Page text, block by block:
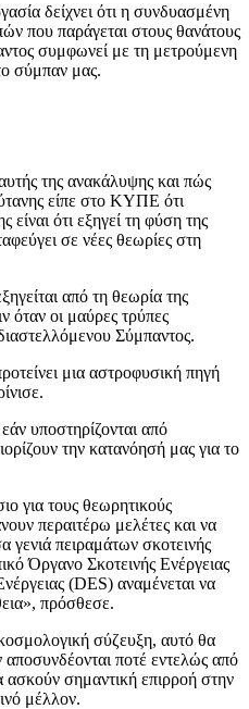
δείχνει ότι η συνδυασμένη
που παράγεται στους θανάτους
συμφωνεί με τη μετρούμενη
σύμπαν μας.
της ανακάλυψης και πώς
είπε στο ΚΥΠΕ ότι
ότι εξηγεί τη φύση της
σε νέες θεωρίες στη
από τη θεωρία της
όταν οι μαύρες τρύπες
Σύμπαντος.
μια αστροφυσική πηγή
υποστηρίζονται από
την κατανόησή μας για το
για τους θεωρητικούς
περαιτέρω μελέτες και να
γενιά πειραμάτων σκοτεινής
Όργανο Σκοτεινής Ενέργειας
(DES) αναμένεται να
πρόσθεσε.
σύζευξη, αυτό θα
αποσυνδέονται ποτέ εντελώς από
ασκούν σημαντική επιρροή στην
μέλλον.